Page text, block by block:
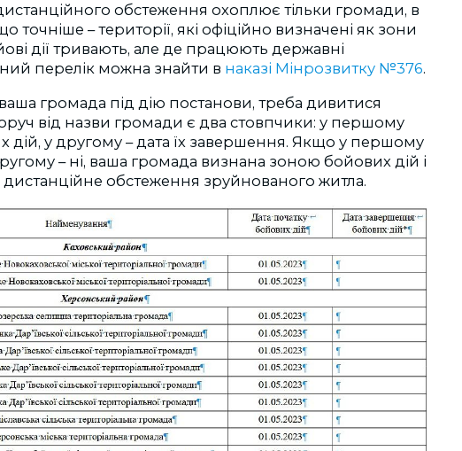
обстеження охоплює тільки громади, в
точніше – території, які офіційно визначені як зони
дії тривають, але де працюють державні
перелік можна знайти в наказі Мінрозвитку №376.
громада під дію постанови, треба дивитися
від назви громади є два стовпчики: у першому
дій, у другому – дата їх завершення. Якщо у першому
– ні, ваша громада визнана зоною бойових дій і
обстеження зруйнованого житла.